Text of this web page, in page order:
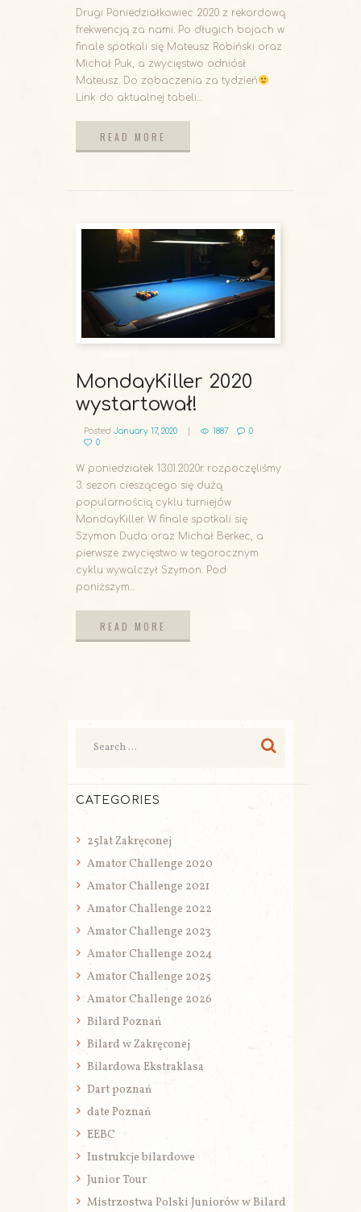
Drugi Poniedziałkowiec 2020 z rekordową
frekwencją za nami. Po długich bojach w
finale spotkali się Mateusz Robiński oraz
Michał Puk, a zwycięstwo odniósł
Mateusz. Do zobaczenia za tydzień
Link do aktualnej tabeli...
READ MORE
MondayKiller 2020
wystartował!
Posted January 17, 2020 1887
0
0
W poniedziałek 13.01.2020r. rozpoczęliśmy
3. sezon cieszącego się dużą
popularnością cyklu turniejów
MondayKiller. W finale spotkali się
Szymon Duda oraz Michał Berkec, a
pierwsze zwycięstwo w tegorocznym
cyklu wywalczył Szymon. Pod
poniższym...
READ MORE
CATEGORIES
25lat Zakręconej
Amator Challenge 2020
Amator Challenge 2021
Amator Challenge 2022
Amator Challenge 2023
Amator Challenge 2024
Amator Challenge 2025
Amator Challenge 2026
Bilard Poznań
Bilard w Zakręconej
Bilardowa Ekstraklasa
Dart poznań
date Poznań
EEBC
Instrukcje bilardowe
Junior Tour
Mistrzostwa Polski Juniorów w Bilard